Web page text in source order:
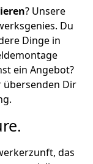
? Unsere
Du
Dinge in
ein Angebot?
übersenden Dir
das